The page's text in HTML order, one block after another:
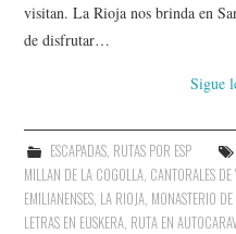
visitan. La Rioja nos brinda en
de disfrutar…
Sigue
ESCAPADAS, RUTAS POR ESP
MILLAN DE LA COGOLLA, CANTORALES DE
EMILIANENSES, LA RIOJA, MONASTERIO DE
LETRAS EN EUSKERA, RUTA EN